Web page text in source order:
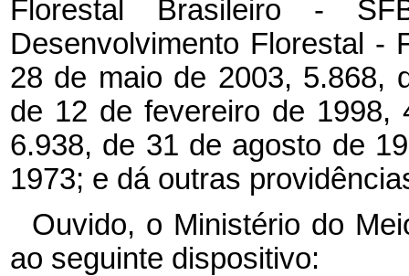
Florestal Brasileiro -
Desenvolvimento Florestal -
28 de maio de 2003, 5.868,
de 12 de fevereiro de 1998,
6.938, de 31 de agosto de
1973; e dá outras
Ouvido, o Ministério do
ao seguinte dispositivo: